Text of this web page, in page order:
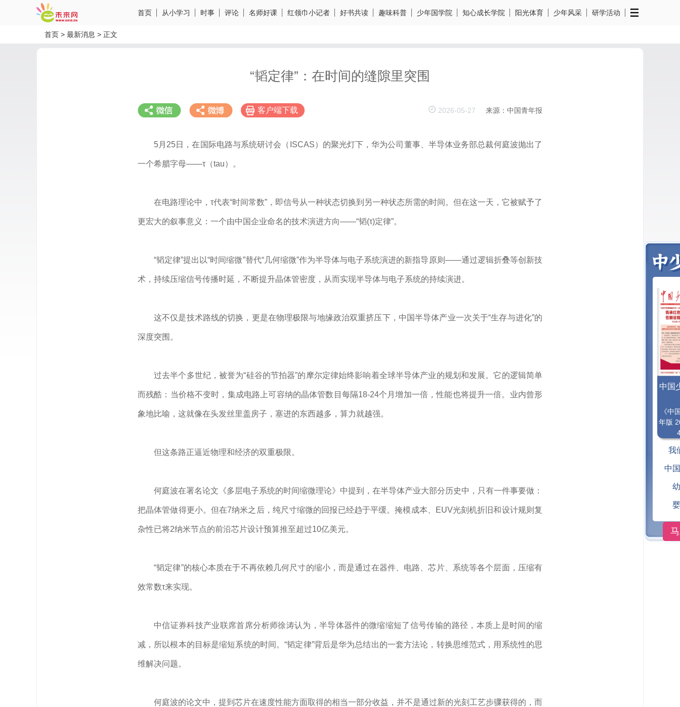
首页 从小学习 时事 评论 名师好课 红领巾小记者 好书共读 趣味科普 少年国学院 知心成长学院 阳光体育 少年风采 研学活动
首页 > 最新消息 > 正文
“韬定律”：在时间的缝隙里突围
客户端下载 2026-05-27 来源：中国青年报
5月25日，在国际电路与系统研讨会（ISCAS）的聚光灯下，华为公司董事、半导体业务部总裁何庭波抛出了
一个希腊字母——τ（tau）。
在电路理论中，τ代表“时间常数”，即信号从一种状态切换到另一种状态所需的时间。但在这一天，它被赋予了
更宏大的叙事意义：一个由中国企业命名的技术演进方向——“韬(τ)定律”。
“韬定律”提出以“时间缩微”替代“几何缩微”作为半导体与电子系统演进的新指导原则——通过逻辑折叠等创新技
术，持续压缩信号传播时延，不断提升晶体管密度，从而实现半导体与电子系统的持续演进。
这不仅是技术路线的切换，更是在物理极限与地缘政治双重挤压下，中国半导体产业一次关于“生存与进化”的
深度突围。
过去半个多世纪，被誉为“硅谷的节拍器”的摩尔定律始终影响着全球半导体产业的规划和发展。它的逻辑简单
而残酷：当价格不变时，集成电路上可容纳的晶体管数目每隔18-24个月增加一倍，性能也将提升一倍。业内曾形
象地比喻，这就像在头发丝里盖房子，塞进的东西越多，算力就越强。
但这条路正逼近物理和经济的双重极限。
何庭波在署名论文《多层电子系统的时间缩微理论》中提到，在半导体产业大部分历史中，只有一件事要做：
把晶体管做得更小。但在7纳米之后，纯尺寸缩微的回报已经趋于平缓。掩模成本、EUV光刻机折旧和设计规则复
杂性已将2纳米节点的前沿芯片设计预算推至超过10亿美元。
“韬定律”的核心本质在于不再依赖几何尺寸的缩小，而是通过在器件、电路、芯片、系统等各个层面，压缩有
效常数τ来实现。
中信证券科技产业联席首席分析师徐涛认为，半导体器件的微缩缩短了信号传输的路径，本质上是时间的缩
减，所以根本的目标是缩短系统的时间。“韬定律”背后是华为总结出的一套方法论，转换思维范式，用系统性的思
维解决问题。
何庭波的论文中，提到芯片在速度性能方面取得的相当一部分收益，并不是通过新的光刻工艺步骤获得的，而
中国
《中
年版
我
中